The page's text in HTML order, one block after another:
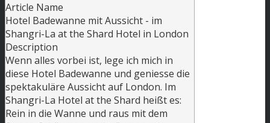
Article Name
Hotel Badewanne mit Aussicht - im
Shangri-La at the Shard Hotel in London
Description
Wenn alles vorbei ist, lege ich mich in
diese Hotel Badewanne und geniesse die
spektakuläre Aussicht auf London. Im
Shangri-La Hotel at the Shard heißt es:
Rein in die Wanne und raus mit dem